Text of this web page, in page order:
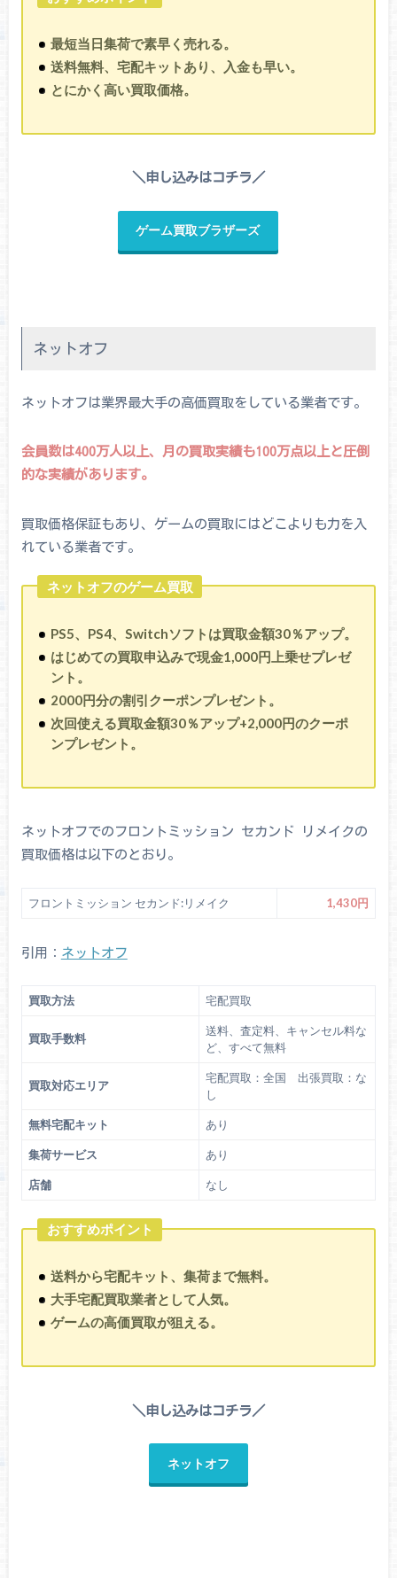
最短当日集荷で素早く売れる。
送料無料、宅配キットあり、入金も早い。
とにかく高い買取価格。
＼申し込みはコチラ／
ゲーム買取ブラザーズ
ネットオフ
ネットオフは業界最大手の高価買取をしている業者です。
会員数は400万人以上、月の買取実績も100万点以上と圧倒
的な実績があります。
買取価格保証もあり、ゲームの買取にはどこよりも力を入
れている業者です。
ネットオフのゲーム買取
PS5、PS4、Switchソフトは買取金額30％アップ。
はじめての買取申込みで現金1,000円上乗せプレゼ
ント。
2000円分の割引クーポンプレゼント。
次回使える買取金額30％アップ+2,000円のクーポ
ンプレゼント。
ネットオフでのフロントミッション セカンド リメイクの
買取価格は以下のとおり。
フロントミッション セカンド:リメイク 1,430円
引用： ネットオフ
買取方法 宅配買取
買取手数料
送料、査定料、キャンセル料な
ど、すべて無料
買取対応エリア
宅配買取：全国 出張買取：な
し
無料宅配キット あり
集荷サービス あり
店舗 なし
おすすめポイント
送料から宅配キット、集荷まで無料。
大手宅配買取業者として人気。
ゲームの高価買取が狙える。
＼申し込みはコチラ／
ネットオフ